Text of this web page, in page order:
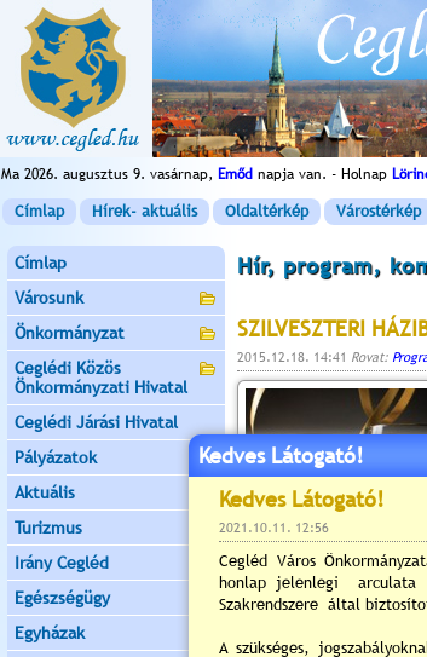
Ma 2026. augusztus 9. vasárnap, Emőd napja van. - Holnap
Címlap Hírek- aktuális Oldaltérkép Várostérkép
Címlap
Városunk
Önkormányzat
Ceglédi Közös
Önkormányzati Hivatal
Ceglédi Járási Hivatal
Pályázatok
Aktuális
Turizmus
Irány Cegléd
Egészségügy
Egyházak
Hír, program,
SZILVESZTERI
2015.12.18. 14:41 Rovat:
Kedves Látogató!